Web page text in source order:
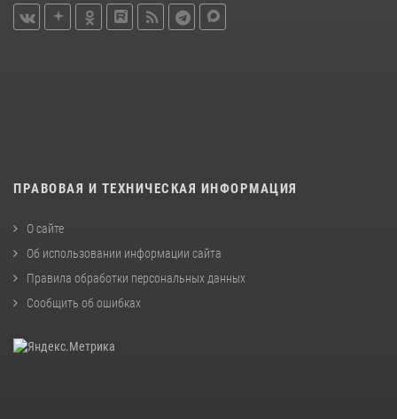
ПРАВОВАЯ И ТЕХНИЧЕСКАЯ ИНФОРМАЦИЯ
О сайте
Об использовании информации сайта
Правила обработки персональных данных
Сообщить об ошибках